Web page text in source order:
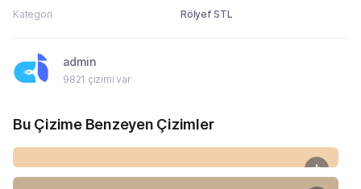
Kategori
Rölyef STL
admin
9821 çizimi var
Bu Çizime Benzeyen Çizimler